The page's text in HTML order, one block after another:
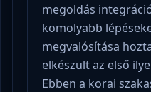
megoldás
komolyabb
megvalósítása
elkészült az első
Ebben a korai